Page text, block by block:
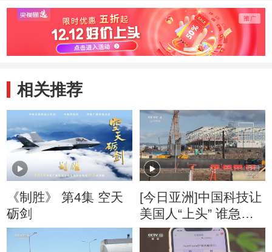
挑战 20131018
应对 20131018
点
相关推荐
《制胜》 第4集 空天
砺剑
[今日亚洲]中国科技让
美国人“上头” 谁急
了？